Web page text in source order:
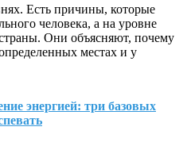
Есть причины, которые
человека, а на уровне
Они объясняют, почему
местах и у
энергией: три базовых